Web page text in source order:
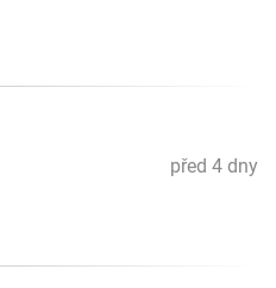
před 4 dny